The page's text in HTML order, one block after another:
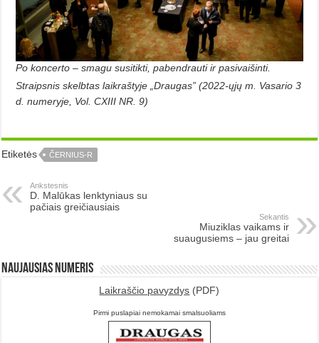
Po koncerto – smagu susitikti, pabendrauti ir pasivaišinti.
Straipsnis skelbtas laikraštyje „Draugas” (2022-ųjų m. Vasario 3
d. numeryje, Vol. CXIII NR. 9)
Etiketės ČERNIUS-R
Ankstesnis
D. Malūkas lenktyniaus su
pačiais greičiausiais
Sekantis
Miuziklas vaikams ir
suaugusiems – jau greitai
Naujausias numeris
Laikraščio pavyzdys (PDF)
Pirmi puslapiai nemokamai smalsuoliams